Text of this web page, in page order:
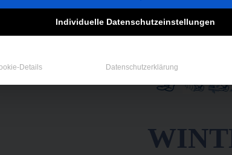
Individuelle Datenschutzeinstellungen
Details Datenschutzerklärung